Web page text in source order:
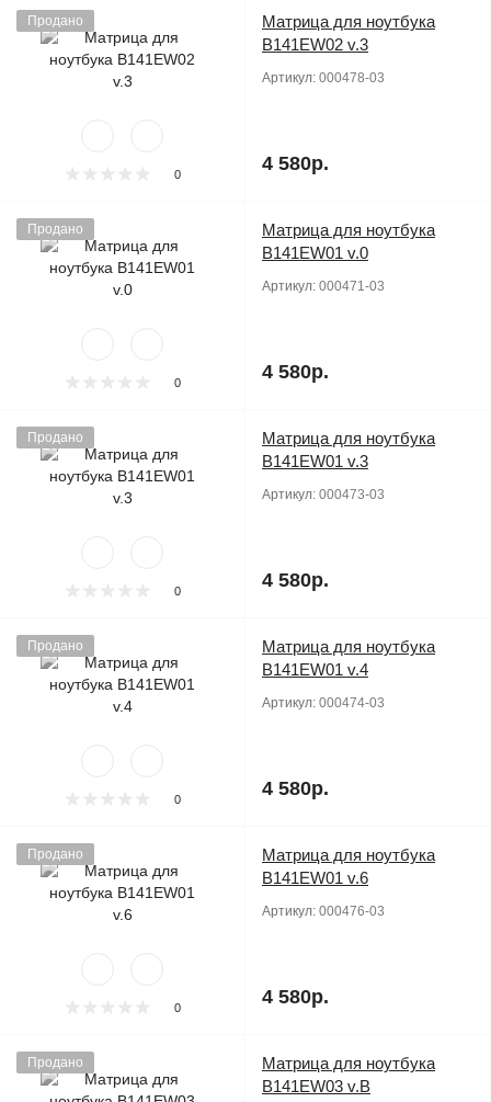
Продано
0
Матрица для ноутбука
B141EW02 v.3
Артикул: 000478-03
4 580р.
Продано
0
Матрица для ноутбука
B141EW01 v.0
Артикул: 000471-03
4 580р.
Продано
0
Матрица для ноутбука
B141EW01 v.3
Артикул: 000473-03
4 580р.
Продано
0
Матрица для ноутбука
B141EW01 v.4
Артикул: 000474-03
4 580р.
Продано
0
Матрица для ноутбука
B141EW01 v.6
Артикул: 000476-03
4 580р.
Продано
Матрица для ноутбука
B141EW03 v.B